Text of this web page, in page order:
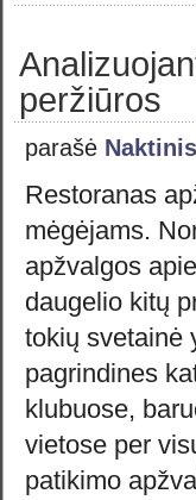
peržiūros
parašė
Restoranas
mėgėjams.
apžvalgos
daugelio kitų
tokių svetainė
pagrindines
klubuose,
vietose per
patikimo